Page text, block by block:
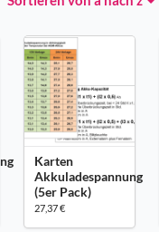
Karten
Akkuladespannung
(5er Pack)
27,37 €